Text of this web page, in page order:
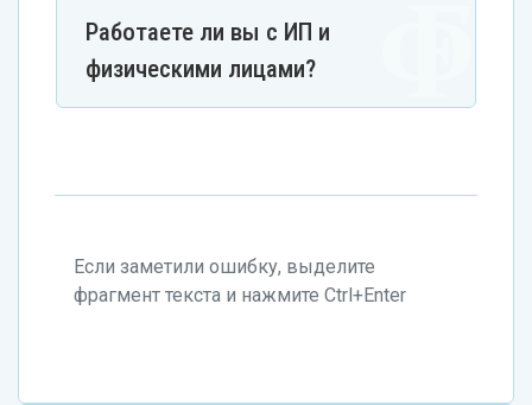
Работаете ли вы с ИП и
физическими лицами?
Если заметили ошибку, выделите
фрагмент текста и нажмите Ctrl+Enter